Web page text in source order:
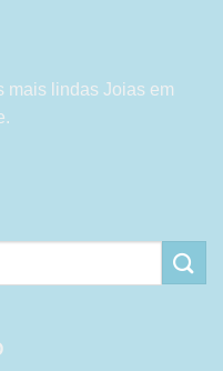
mais lindas Joias em